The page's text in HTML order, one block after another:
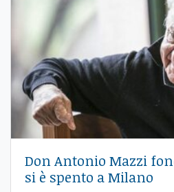
Don Antonio Mazzi
si è spento a Milano